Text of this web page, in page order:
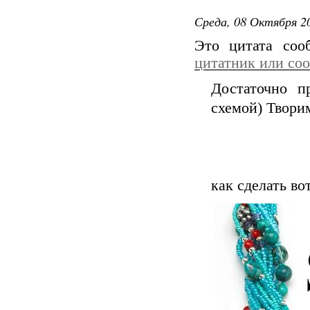
Среда, 08 Октября
Это цитата
цитатник или
Достаточно
схемой)
как сделать